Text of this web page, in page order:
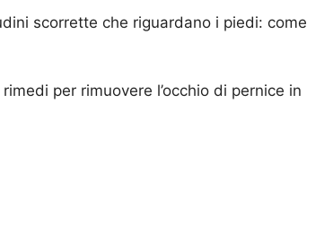
scorrette che riguardano i piedi: come
per rimuovere l’occhio di pernice in